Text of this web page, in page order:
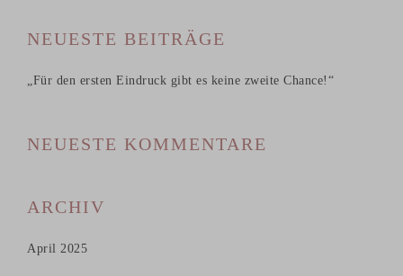
NEUESTE BEITRÄGE
„Für den ersten Eindruck gibt es keine zweite Chance!“
NEUESTE KOMMENTARE
ARCHIV
April 2025